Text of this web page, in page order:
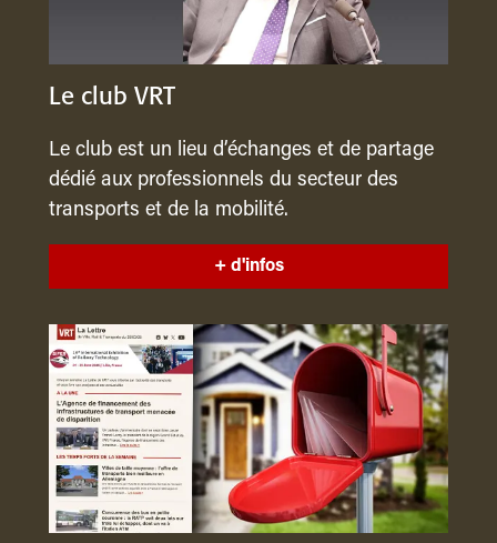
Le club VRT
Le club est un lieu d’échanges et de partage
dédié aux professionnels du secteur des
transports et de la mobilité.
+ d'infos